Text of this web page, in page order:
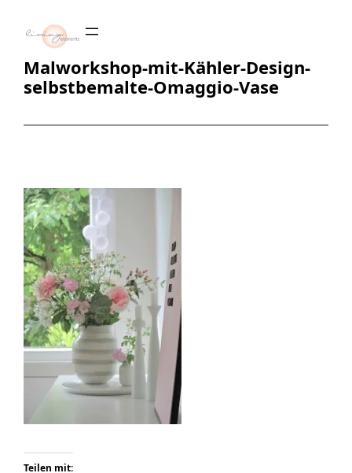
Inhalt
springen
Malworkshop-mit-Kähler-Design-
selbstbemalte-Omaggio-Vase
Teilen mit: